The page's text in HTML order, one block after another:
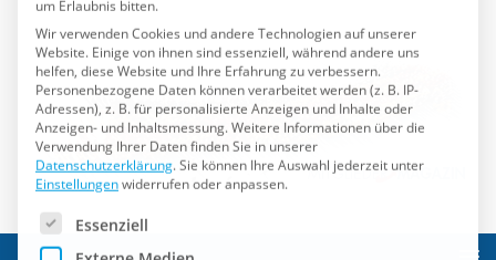
Wir verwenden Cookies und andere Technologien auf unserer
Website. Einige von ihnen sind essenziell, während andere uns
helfen, diese Website und Ihre Erfahrung zu verbessern.
Personenbezogene Daten können verarbeitet werden (z. B. IP-
Adressen), z. B. für personalisierte Anzeigen und Inhalte oder
Anzeigen- und Inhaltsmessung.Weitere Informationen über die
Verwendung Ihrer Daten finden Sie in unserer
Datenschutzerklärung. Sie können Ihre Auswahl jederzeit unter
Einstellungenwiderrufen oder anpassen.
Es folgt eine Liste der Service-Gruppen, für die eine
Externe Medien